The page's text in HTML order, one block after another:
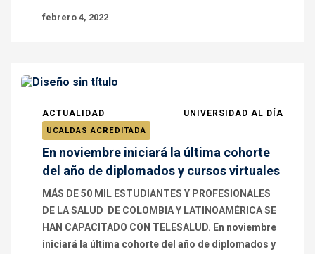
febrero 4, 2022
ACTUALIDAD UNIVERSIDAD AL DÍA
UCALDAS ACREDITADA
En noviembre iniciará la última cohorte
del año de diplomados y cursos virtuales
MÁS DE 50 MIL ESTUDIANTES Y PROFESIONALES
DE LA SALUD DE COLOMBIA Y LATINOAMÉRICA SE
HAN CAPACITADO CON TELESALUD. En noviembre
iniciará la última cohorte del año de diplomados y